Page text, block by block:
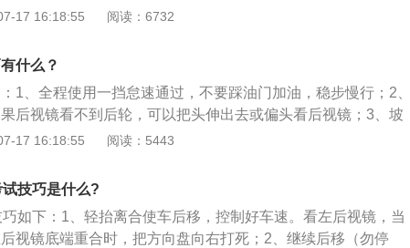
路考时上车先系好安全带，真正进入考试环节时，很多小细节
，无论是桩考还是路考，一定要把考试车的后视镜和座椅调整
置，便于自己能够从后视镜清楚地看到车两侧以及车尾边角的情
滑行，路考的时候要特别注意，一定要在车辆停稳后再将挡位
试和练习时尽量不穿高跟鞋（针对女性学员），因为高跟鞋会
驾驶员在驾驶过程中对踩踏油门、离合和刹车的感觉，最终影
17 16:18:55 阅读：6732
什么？
1、全程使用一挡怠速通过，不要踩油门加油，稳步慢行；2、
后视镜看不到后轮，可以把头伸出去或偏头看后视镜；3、坡
有把握，不要为了追求满分而压线，坡道起步时一定要稳住离
将车身摆正，尽量贴近右侧边线；5、曲线行驶大方向不要太
尽量走大圈；6、倒车入库全程用1挡及倒挡怠速，看准自己的
和时间，通过后视镜发现出现偏差时要知道如何微调回位。
17 16:18:55 阅读：5443
技巧是什么?
如下：1、轻抬离合使车后移，控制好车速。看左后视镜，当
视镜底端重合时，把方向盘向右打死；2、继续后移（勿停